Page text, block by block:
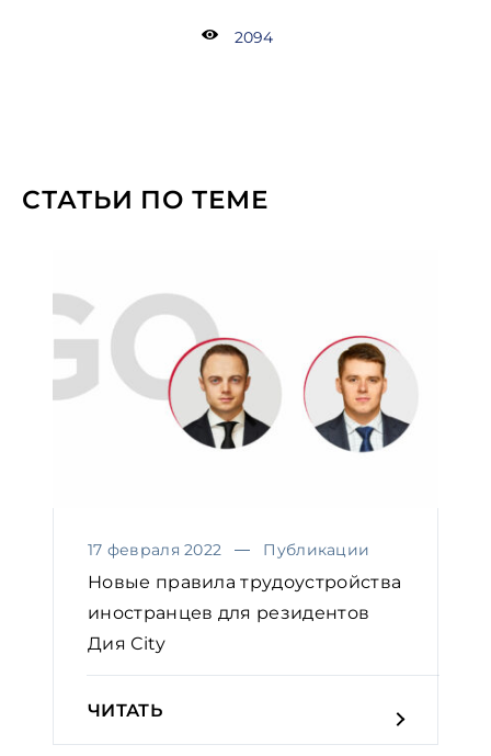
2094
СТАТЬИ ПО ТЕМЕ
17 февраля 2022 Публикации
Новые правила трудоустройства
иностранцев для резидентов
Дия Сity
ЧИТАТЬ